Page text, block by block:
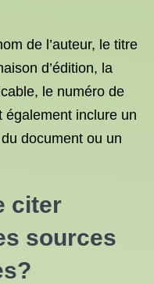
de l’auteur, le titre
d’édition, la
le numéro de
également inclure un
document ou un
citer
sources